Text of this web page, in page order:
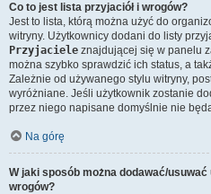
Co to jest lista przyjaciół i wrogów?
Jest to lista, którą można użyć do
witryny. Użytkownicy dodani do listy
Przyjaciele znajdującej się w panelu
można szybko sprawdzić ich status, a
Zależnie od używanego stylu witryny,
wyróżniane. Jeśli użytkownik zostanie
przez niego napisane domyślnie nie
Na górę
W jaki sposób można dodawać/
wrogów?